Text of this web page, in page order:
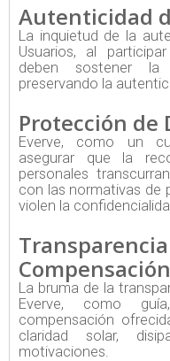
Autenticidad
La inquietud de la
Usuarios, al
deben sostener
preservando la
Protección de
Everve, como un
asegurar que la
personales
con las normativas de
violen la
La bruma de la
Everve, como
compensación
claridad solar,
motivaciones.